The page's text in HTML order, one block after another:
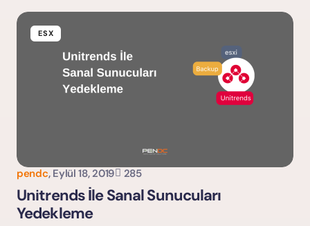
ESX
pendc, Eylül 18, 2019 285
Unitrends İle Sanal Sunucuları
Yedekleme